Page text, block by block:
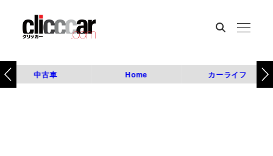
中古車 Home カーライフ